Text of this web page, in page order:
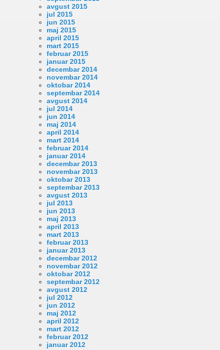
avgust 2015
jul 2015
jun 2015
maj 2015
april 2015
mart 2015
februar 2015
januar 2015
decembar 2014
novembar 2014
oktobar 2014
septembar 2014
avgust 2014
jul 2014
jun 2014
maj 2014
april 2014
mart 2014
februar 2014
januar 2014
decembar 2013
novembar 2013
oktobar 2013
septembar 2013
avgust 2013
jul 2013
jun 2013
maj 2013
april 2013
mart 2013
februar 2013
januar 2013
decembar 2012
novembar 2012
oktobar 2012
septembar 2012
avgust 2012
jul 2012
jun 2012
maj 2012
april 2012
mart 2012
februar 2012
januar 2012